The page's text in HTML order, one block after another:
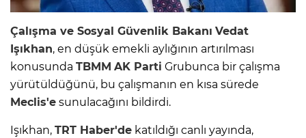
Çalışma ve Sosyal Güvenlik Bakanı Vedat
Işıkhan, en düşük emekli aylığının artırılması
konusunda TBMM AK Parti Grubunca bir çalışma
yürütüldüğünü, bu çalışmanın en kısa sürede
Meclis'e sunulacağını bildirdi.
Işıkhan, TRT Haber'de katıldığı canlı yayında,